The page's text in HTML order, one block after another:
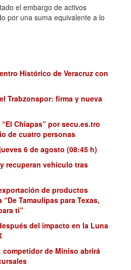
el embargo de activos
por una suma equivalente a lo
Histórico de Veracruz con
Trabzonspor: firma y nueva
Chiapas” por secu.es.tro
de cuatro personas
6 de agosto (08:45 h)
recuperan vehículo tras
de productos
Tamaulipas para Texas,
ti”
del impacto en la Luna
competidor de Miniso abrirá